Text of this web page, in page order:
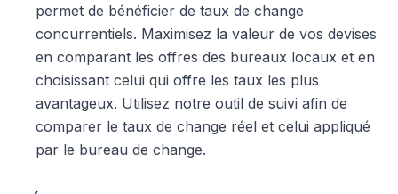
permet de bénéficier de taux de change
concurrentiels. Maximisez la valeur de vos devises
en comparant les offres des bureaux locaux et en
choisissant celui qui offre les taux les plus
avantageux. Utilisez notre outil de suivi afin de
comparer le taux de change réel et celui appliqué
par le bureau de change.